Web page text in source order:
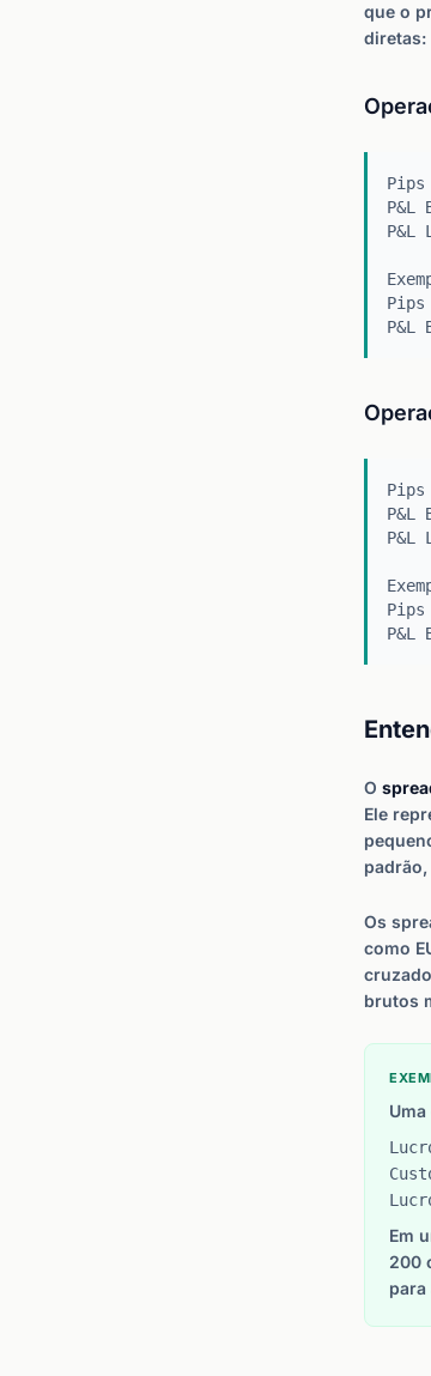
que o
diretas:
Pips
P&L
P&L
P&L
Pips
P&L
P&L
P&L
O
Ele
Os
como
brutos
Em
200